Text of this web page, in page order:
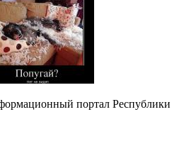
портал Республики